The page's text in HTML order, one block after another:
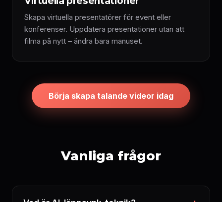
Skapa virtuella presentatörer för event eller
konferenser. Uppdatera presentationer utan att
filma på nytt – ändra bara manuset.
Börja skapa talande videor idag
Vanliga frågor